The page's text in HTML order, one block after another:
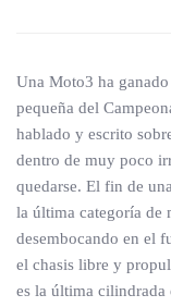
Una Moto3 ha
pequeña del
hablado y escrito
dentro de muy poco
quedarse. El fin de
la última categoría de
desembocando en el
el chasis libre y
es la última cilindrada